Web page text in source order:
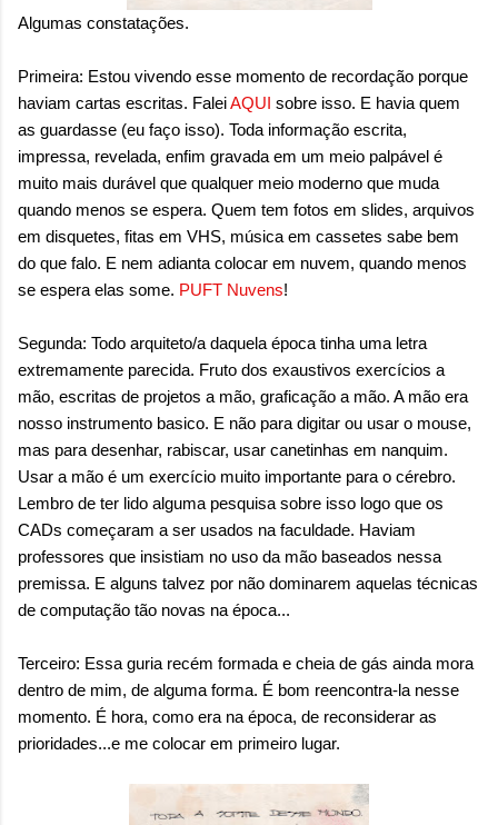
Algumas constatações.
Primeira: Estou vivendo esse momento de recordação porque
haviam cartas escritas. FaleiAQUI sobre isso. E havia quem
as guardasse (eu faço isso). Toda informação escrita,
impressa, revelada, enfim gravada em um meio palpável é
muito mais durável que qualquer meio moderno que muda
quando menos se espera. Quem tem fotos em slides, arquivos
em disquetes, fitas em VHS, música em cassetes sabe bem
do que falo. E nem adianta colocar em nuvem, quando menos
se espera elas some. PUFT Nuvens!
Segunda: Todo arquiteto/a daquela época tinha uma letra
extremamente parecida. Fruto dos exaustivos exercícios a
mão, escritas de projetos a mão, graficação a mão. A mão era
nosso instrumento basico. E não para digitar ou usar o mouse,
mas para desenhar, rabiscar, usar canetinhas em nanquim.
Usar a mão é um exercício muito importante para o cérebro.
Lembro de ter lido alguma pesquisa sobre isso logo que os
CADs começaram a ser usados na faculdade. Haviam
professores que insistiam no uso da mão baseados nessa
premissa. E alguns talvez por não dominarem aquelas técnicas
de computação tão novas na época...
Terceiro: Essa guria recém formada e cheia de gás ainda mora
dentro de mim, de alguma forma. É bom reencontra-la nesse
momento. É hora, como era na época, de reconsiderar as
prioridades...e me colocar em primeiro lugar.